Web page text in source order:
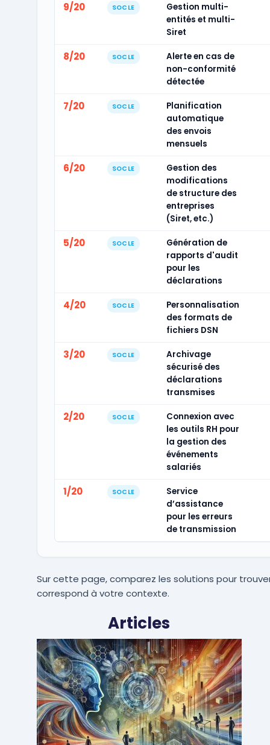
9/20 SOCLE
Gestion multi-
entités et multi-
Siret
8/20 SOCLE
Alerte en cas de
non-conformité
détectée
7/20 SOCLE
Planification
automatique
des envois
mensuels
6/20 SOCLE
Gestion des
modifications
de structure des
entreprises
(Siret, etc.)
5/20 SOCLE
Génération de
rapports d'audit
pour les
déclarations
4/20 SOCLE
Personnalisation
des formats de
fichiers DSN
3/20 SOCLE
Archivage
sécurisé des
déclarations
transmises
2/20 SOCLE
Connexion avec
les outils RH pour
la gestion des
événements
salariés
1/20 SOCLE
Service
d’assistance
pour les erreurs
de transmission
Sur cette page, comparez les solutions pour
correspond à votre contexte.
Articles